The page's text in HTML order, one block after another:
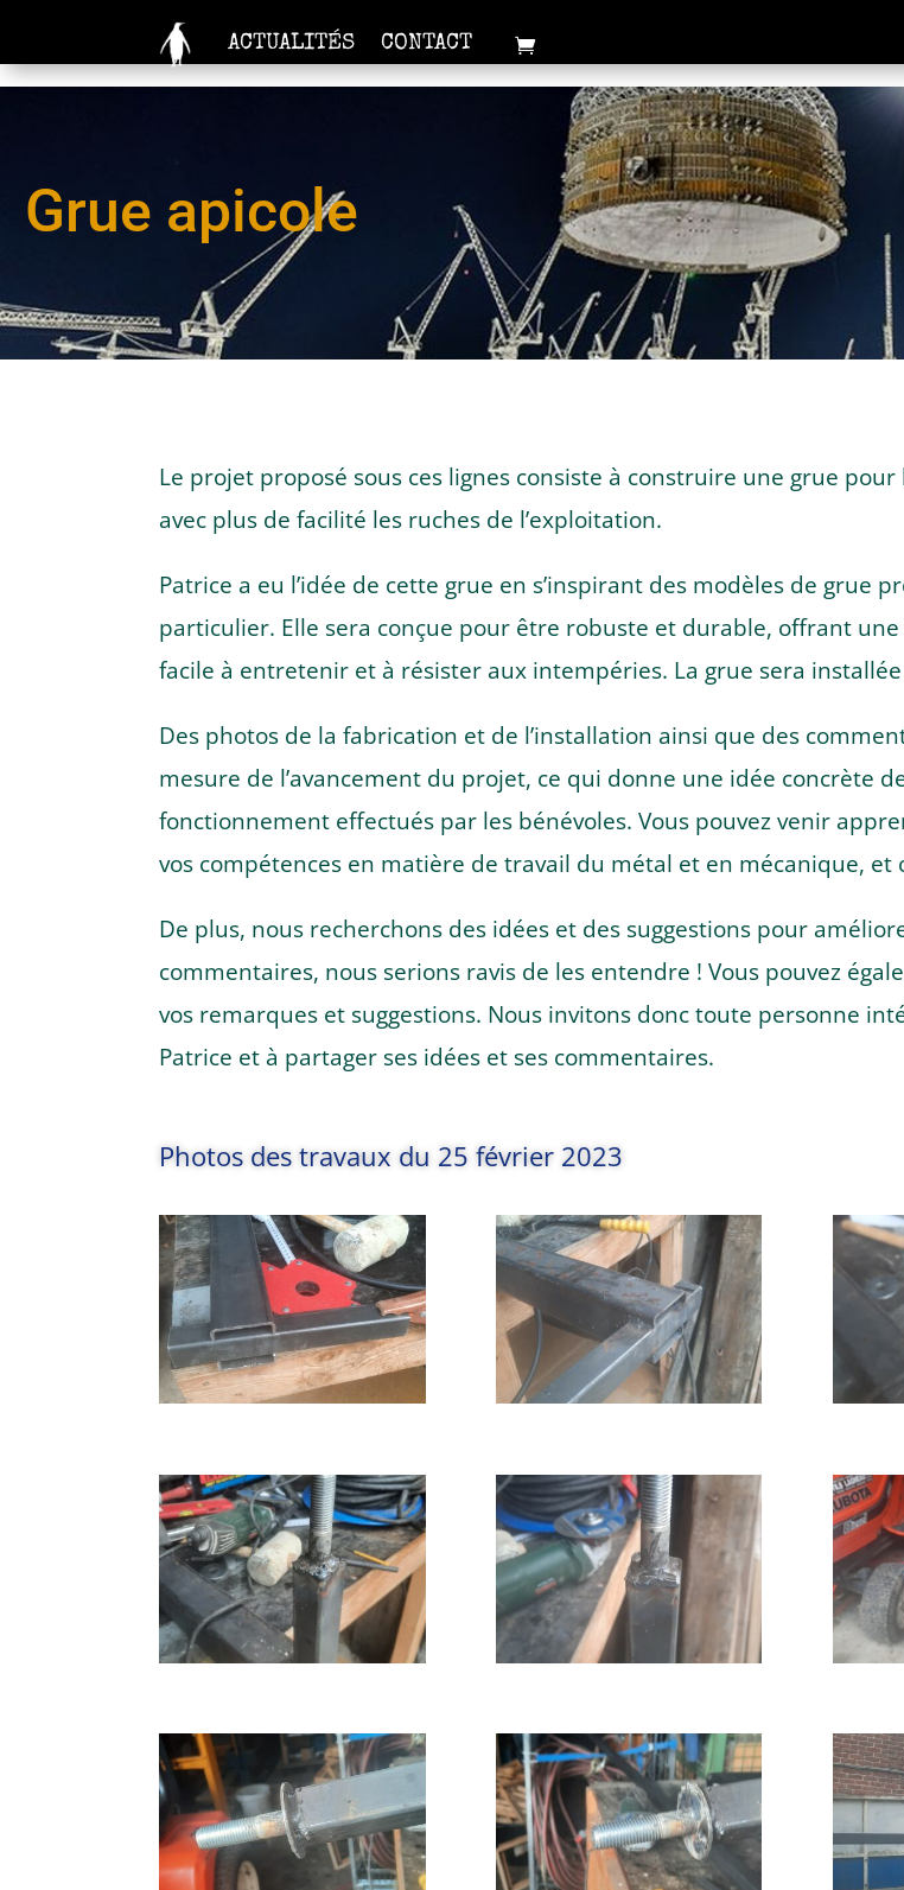
ACTUALITÉS
CONTACT
Grue apicole
Le projet proposé sous ces lignes consiste à construire une grue
avec plus de facilité les ruches de l’exploitation.
Patrice a eu l’idée de cette grue en s’inspirant des modèles de grue
particulier. Elle sera conçue pour être robuste et durable, offrant
facile à entretenir et à résister aux intempéries. La grue sera
Des photos de la fabrication et de l’installation ainsi que des
mesure de l’avancement du projet, ce qui donne une idée concrète
fonctionnement effectués par les bénévoles. Vous pouvez venir
vos compétences en matière de travail du métal et en mécanique,
De plus, nous recherchons des idées et des suggestions pour
commentaires, nous serions ravis de les entendre ! Vous pouvez
vos remarques et suggestions. Nous invitons donc toute personne
Patrice et à partager ses idées et ses commentaires.
Photos des travaux du 25 février 2023